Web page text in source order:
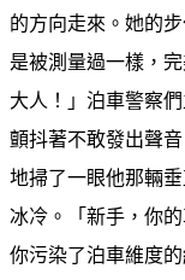
的方向走來。她的
是被測量過一樣，
大人！」泊車警察
顫抖著不敢發出聲
地掃了一眼他那輛
冰冷。「新手，你
你污染了泊車維度